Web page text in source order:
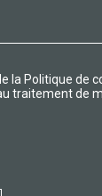
la Politique de
traitement de